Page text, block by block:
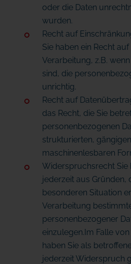
oder die Daten
wurden.
Recht auf
Sie haben ein Recht
Verarbeitung, z.B.
sind, die
unrichtig.
Recht auf
das Recht, die Sie
personenbezogenen
strukturierten,
maschinenlesbaren
Widerspruchsrecht Sie
jederzeit aus Gründen,
besonderen Situation
Verarbeitung
personenbezogener
einzulegen.Im Falle
haben Sie als
jederzeit Widerspruch